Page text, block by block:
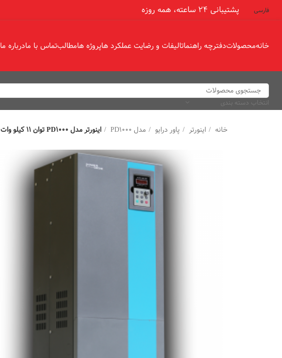
فارسی پشتیبانی 24 ساعته، همه روزه
خانهمحصولاتدفترچه راهنماتالیفات و رضایت عملکرد هاپروژه هامطالبتماس با مادرباره ما
انتخاب دسته بندی
خانه اینورتر پاور درایو مدل PD1000 اینورتر مدل PD1000 توان 11 کیلو وات سه فاز